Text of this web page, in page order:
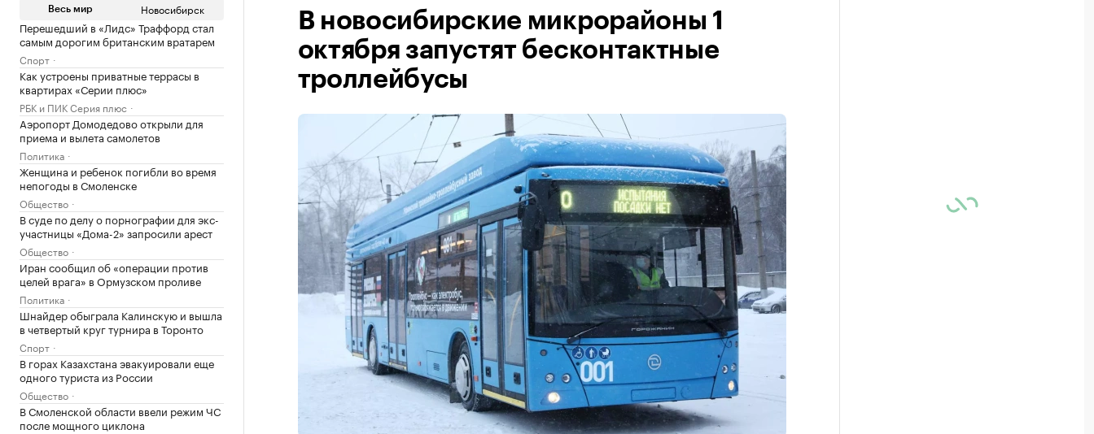
Весь мир Новосибирск
Перешедший в «Лидс» Траффорд стал
самым дорогим британским вратарем
Спорт
Как устроены приватные террасы в
квартирах «Серии плюс»
РБК и ПИК Серия плюс
Аэропорт Домодедово открыли для
приема и вылета самолетов
Политика
Женщина и ребенок погибли во время
непогоды в Смоленске
Общество
В суде по делу о порнографии для экс-
участницы «Дома-2» запросили арест
Общество
Иран сообщил об «операции против
целей врага» в Ормузском проливе
Политика
Шнайдер обыграла Калинскую и вышла
в четвертый круг турнира в Торонто
Спорт
В горах Казахстана эвакуировали еще
одного туриста из России
Общество
В Смоленской области ввели режим ЧС
после мощного циклона
В новосибирские микрорайоны 1
октября запустят бесконтактные
троллейбусы